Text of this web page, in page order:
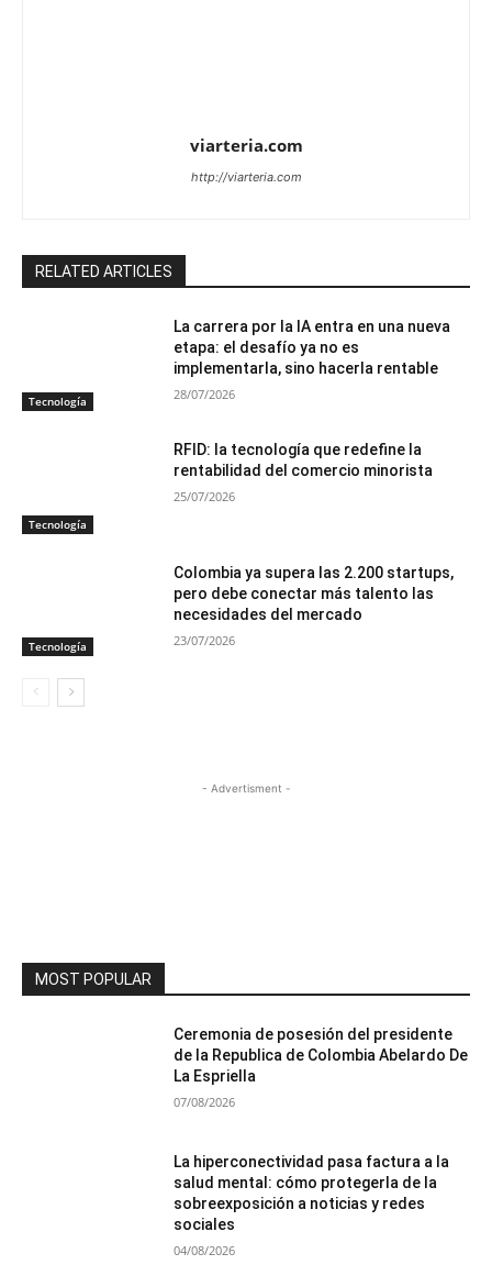
viarteria.com
http://viarteria.com
RELATED ARTICLES
Tecnología
La carrera por la IA entra en una nueva
etapa: el desafío ya no es
implementarla, sino hacerla rentable
28/07/2026
Tecnología
RFID: la tecnología que redefine la
rentabilidad del comercio minorista
25/07/2026
Tecnología
Colombia ya supera las 2.200 startups,
pero debe conectar más talento las
necesidades del mercado
23/07/2026
- Advertisment -
MOST POPULAR
Ceremonia de posesión del presidente
de la Republica de Colombia Abelardo De
La Espriella
07/08/2026
La hiperconectividad pasa factura a la
salud mental: cómo protegerla de la
sobreexposición a noticias y redes
sociales
04/08/2026